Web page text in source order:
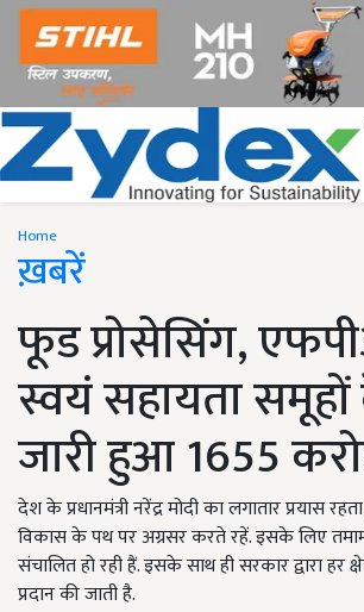
Home
ख़बरें
फूड प्रोसेसिंग,
स्वयं सहायता
जारी हुआ 1655
देश के प्रधानमंत्री नरेंद्र मोदी का लगातार प्रयास
विकास के पथ पर अग्रसर करते रहें. इसके लिए
संचालित हो रही हैं. इसके साथ ही सरकार द्वारा हर
प्रदान की जाती है.